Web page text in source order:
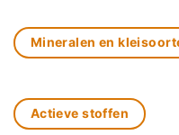
Mineralen en
Actieve stoffen